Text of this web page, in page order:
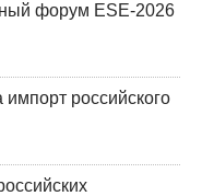
форум ESE-2026
российского